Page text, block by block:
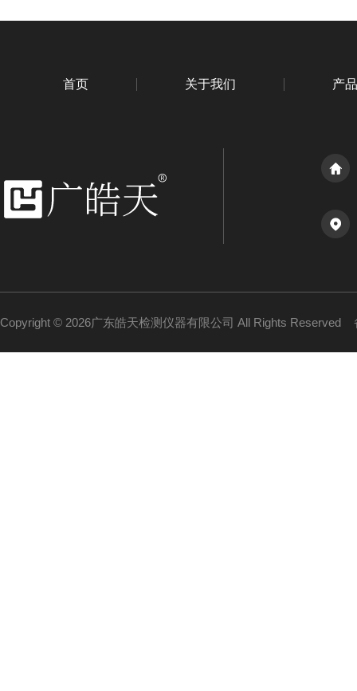
首页 关于我们 产
Copyright © 2026广东皓天检测仪器有限公司 All Rights Reserved